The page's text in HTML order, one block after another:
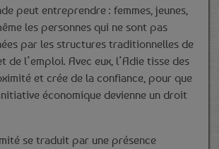
peut entreprendre : femmes, jeunes,
les personnes qui ne sont pas
par les structures traditionnelles de
de l’emploi. Avec eux, l’Adie tisse des
et crée de la confiance, pour que
économique devienne un droit
se traduit par une présence